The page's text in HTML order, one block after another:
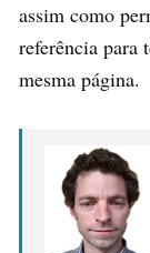
assim como
referência para
mesma página.